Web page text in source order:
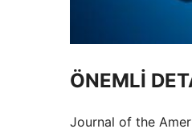
ÖNEMLİ
Journal of the